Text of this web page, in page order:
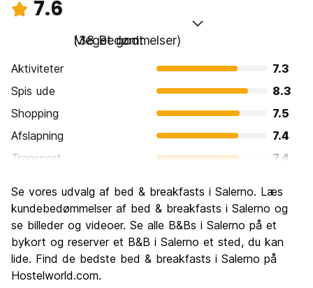
7.6
Meget godt
(38 Bedømmelser)
Aktiviteter
7.3
Spis ude
8.3
Shopping
7.5
Afslapning
7.4
Transport
7.4
Kultur
7.5
Fester
7.2
Værdi for pengene
8.1
Se vores udvalg af bed & breakfasts i Salerno. Læs
kundebedømmelser af bed & breakfasts i Salerno og
se billeder og videoer. Se alle B&Bs i Salerno på et
bykort og reserver et B&B i Salerno et sted, du kan
lide. Find de bedste bed & breakfasts i Salerno på
Hostelworld.com.